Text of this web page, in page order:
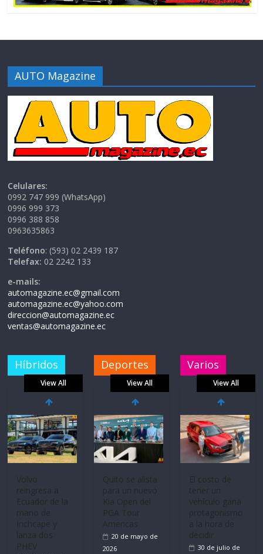
AUTO Magazine
Celulares:
0992 747 999 (WhatsApp)
0996 999 373
0996 388 858
0963635863
Teléfono: (593) 02 2439 187
Telefax: 02 2242 133
e-mails:
automagazine.ec@gmail.com
automagazine.ec@yahoo.com
direccion@automagazine.ec
ventas@automagazine.ec
Híbridos
View All
Mercado
automotor
nacional cierra
su mejor 1er
semestre en la
historia
11 de julio de
Deportes
View All
La FEDAK
recibe 12
Sinotruk
Bolden para
cubrir las rutas
de La Vuelta
31 de julio de
Varios
View All
Ultima película
‘Spider‑Man:
Brand New
Day’ pone en
escena a
BMW
29 de julio de